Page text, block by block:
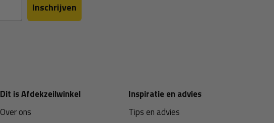
Inschrijven
Dit is Afdekzeilwinkel
Over ons
Inspiratie en advies
Tips en advies